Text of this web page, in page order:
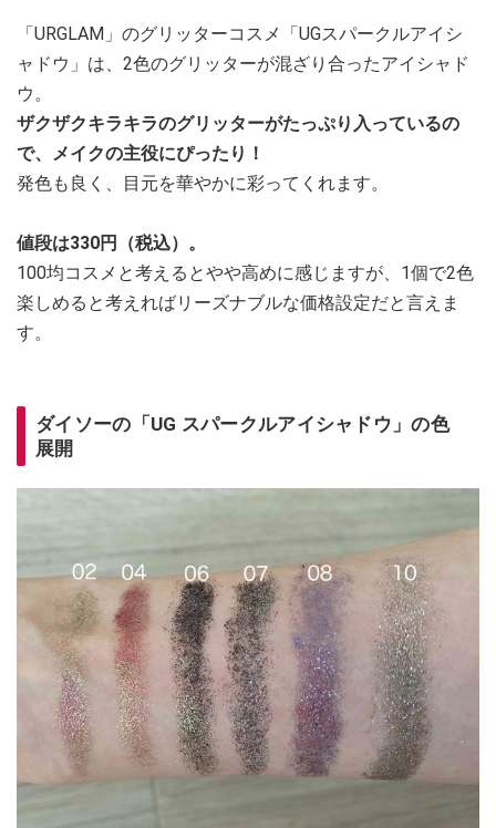
「URGLAM」のグリッターコスメ「UGスパークルアイシ
ャドウ」は、2色のグリッターが混ざり合ったアイシャド
ウ。
ザクザクキラキラのグリッターがたっぷり入っているの
で、メイクの主役にぴったり！
発色も良く、目元を華やかに彩ってくれます。
値段は330円（税込）。
100均コスメと考えるとやや高めに感じますが、1個で2色
楽しめると考えればリーズナブルな価格設定だと言えま
す。
ダイソーの「UG スパークルアイシャドウ」の色
展開